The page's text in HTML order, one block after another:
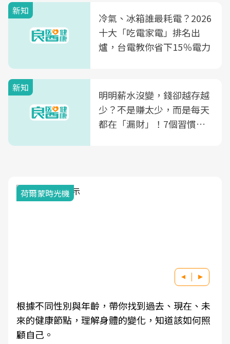
光田醫院建構360度女性健
康照護生態圈
新知
冷氣、冰箱誰最耗電？2026
十大「吃電家電」排名出
爐，台電教你省下15％電力
新知
明明薪水沒變，錢卻越存越
少？不是賺太少，而是每天
都在「漏財」！7個習慣一
荷爾蒙時光機
根據不同性別與年齡，帶你找到過去、現在、未
來的健康節點，理解身體的變化，知道該如何照
顧自己。